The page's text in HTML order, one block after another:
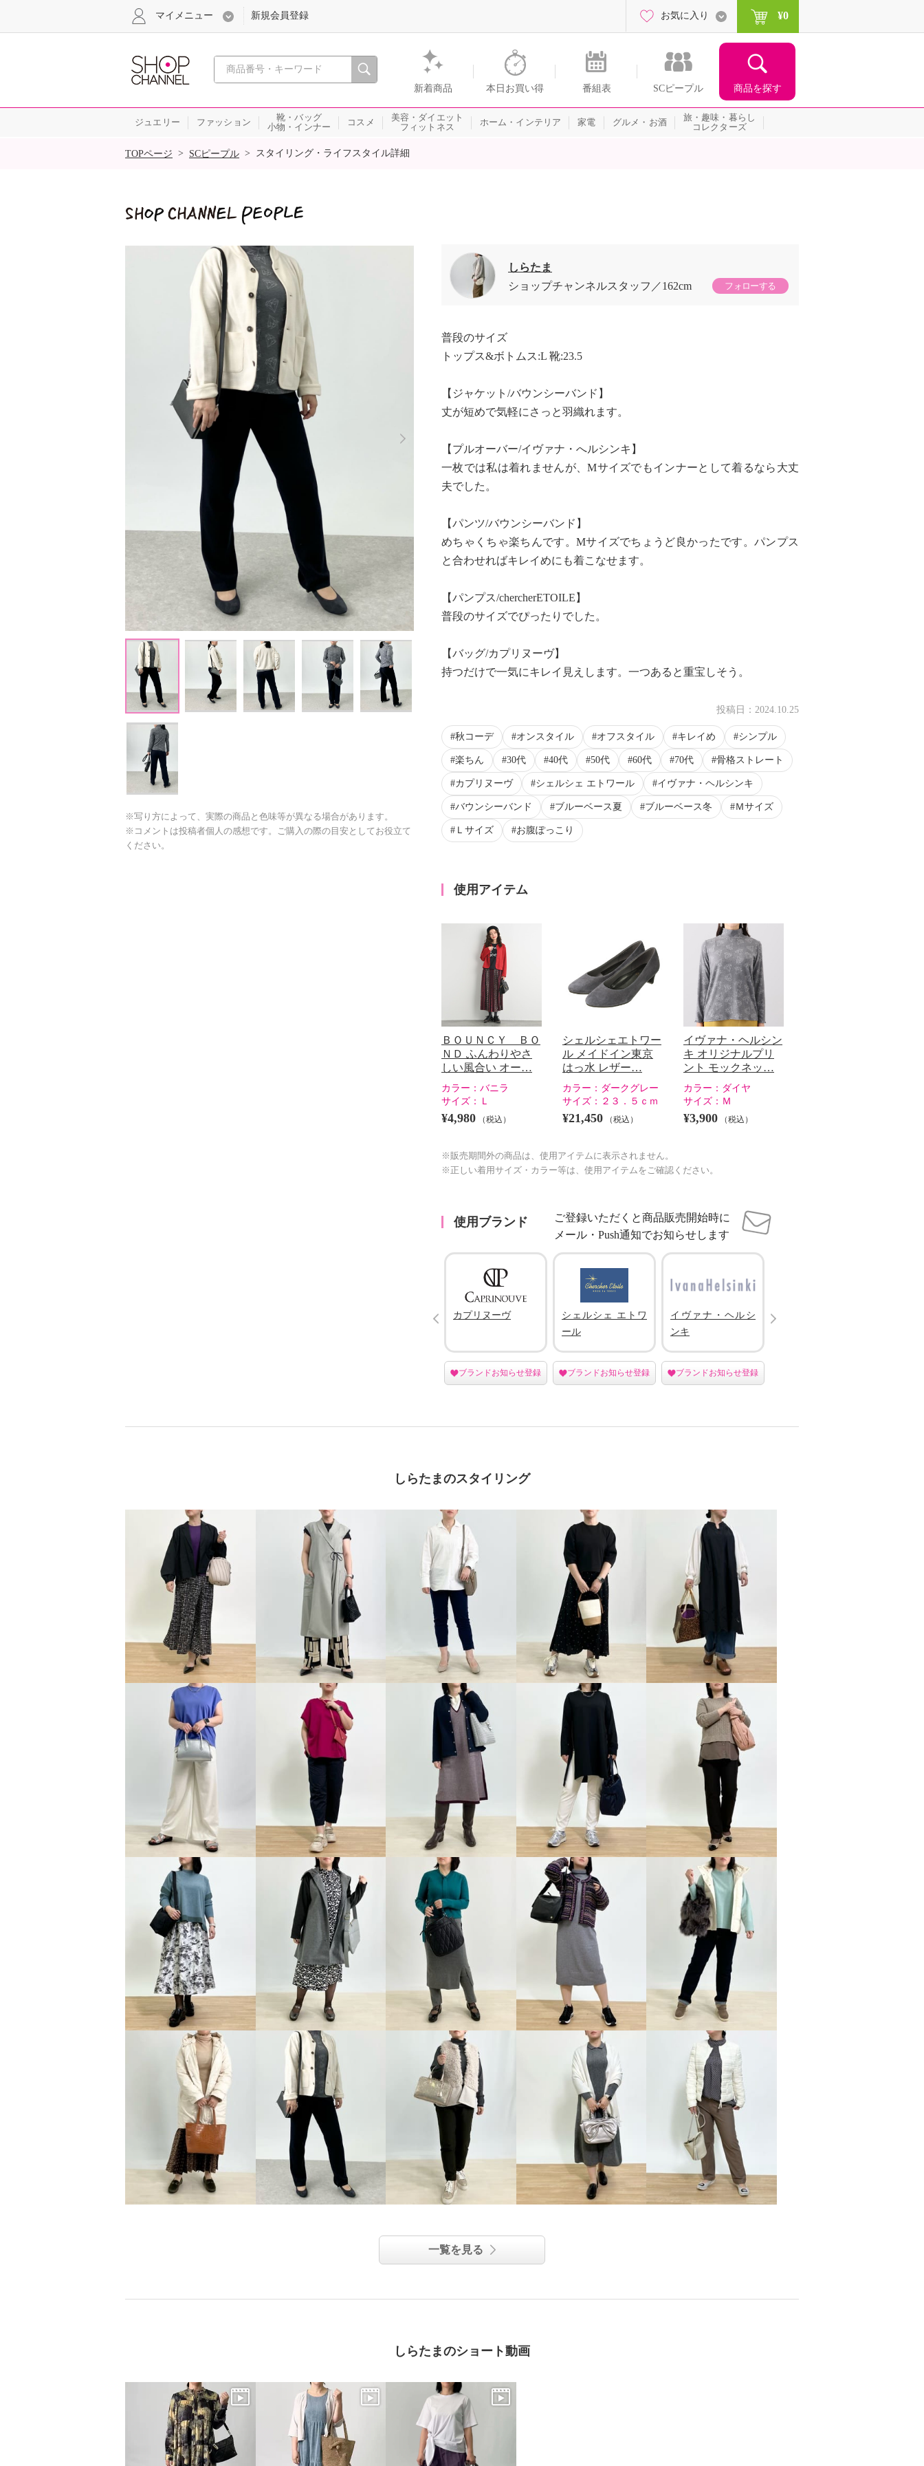
心おどる、瞬間を。通販・テレビショッピングのショップチャンネル
新着商品 本日お買い得 番組表 SCピープル 商品を探す
マイメニュー 新規会員登録 お気に入り ¥0
ジュエリー ファッション
靴・バッグ
小物・インナー
コスメ
美容・ダイエット
フィットネス
ホーム・インテリア 家電 グルメ・お酒
旅・趣味・暮らし
コレクターズ
SALE
TOPページ > SCピープル > スタイリング・ライフスタイル詳細
※写り方によって、実際の商品と色味等が異なる場合があります。
※コメントは投稿者個人の感想です。ご購入の際の目安としてお役立て
ください。
しらたま
ショップチャンネルスタッフ
162cm フォローする
普段のサイズ
トップス&ボトムス:L 靴:23.5
【ジャケット/バウンシーバンド】
丈が短めで気軽にさっと羽織れます。
【プルオーバー/イヴァナ・へルシンキ】
一枚では私は着れませんが、Mサイズでもインナーとして着るなら大丈
夫でした。
【パンツ/バウンシーバンド】
めちゃくちゃ楽ちんです。Mサイズでちょうど良かったです。パンプス
と合わせればキレイめにも着こなせます。
【パンプス/chercherETOILE】
普段のサイズでぴったりでした。
【バッグ/カプリヌーヴ】
持つだけで一気にキレイ見えします。一つあると重宝しそう。
投稿日： 2024.10.25
秋コーデ オンスタイル オフスタイル キレイめ シンプル
楽ちん 30代 40代 50代 60代 70代 骨格ストレート
カプリヌーヴ シェルシェ エトワール イヴァナ・ヘルシンキ
バウンシーバンド ブルーベース夏 ブルーベース冬 Ｍサイズ
Ｌサイズ お腹ぽっこり
使用アイテム
ＢＯＵＮＣＹ ＢＯ
ＮＤ ふんわりやさ
しい風合い オー…
カラー： バニラ
サイズ：
Ｌ
¥4,980 （税込）
シェルシェエトワー
ル メイドイン東京
はっ水 レザー…
カラー： ダークグレー
サイズ： ２３．５ｃｍ
¥21,450 （税込）
イヴァナ・ヘルシン
キ オリジナルプリ
ント モックネッ…
カラー： ダイヤ
サイズ： Ｍ
¥3,900 （税込）
※販売期間外の商品は、使用アイテムに表示されません。
※正しい着用サイズ・カラー等は、使用アイテムをご確認ください。
使用ブランド
ご登録いただくと商品販売開始時に
メール・Push通知でお知らせします
カプリヌーヴ
ブランドお知らせ登録
シェルシェ エトワ
ール
ブランドお知らせ登録
イヴァナ・ヘルシ
ンキ
ブランドお知らせ登録
しらたまのスタイリング
一覧を見る
しらたまのショート動画